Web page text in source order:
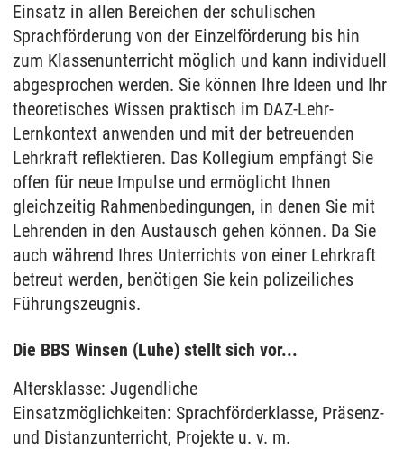
Einsatz in allen Bereichen der schulischen
Sprachförderung von der Einzelförderung bis hin
zum Klassenunterricht möglich und kann individuell
abgesprochen werden. Sie können Ihre Ideen und Ihr
theoretisches Wissen praktisch im DAZ-Lehr-
Lernkontext anwenden und mit der betreuenden
Lehrkraft reflektieren. Das Kollegium empfängt Sie
offen für neue Impulse und ermöglicht Ihnen
gleichzeitig Rahmenbedingungen, in denen Sie mit
Lehrenden in den Austausch gehen können. Da Sie
auch während Ihres Unterrichts von einer Lehrkraft
betreut werden, benötigen Sie kein polizeiliches
Führungszeugnis.
Die BBS Winsen (Luhe) stellt sich vor...
Altersklasse: Jugendliche
Einsatzmöglichkeiten: Sprachförderklasse, Präsenz-
und Distanzunterricht, Projekte u. v. m.